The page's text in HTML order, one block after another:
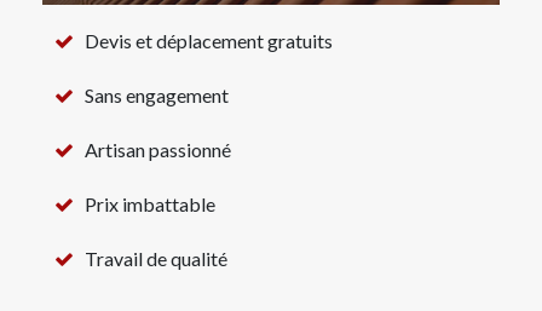
Devis et déplacement gratuits
Sans engagement
Artisan passionné
Prix imbattable
Travail de qualité